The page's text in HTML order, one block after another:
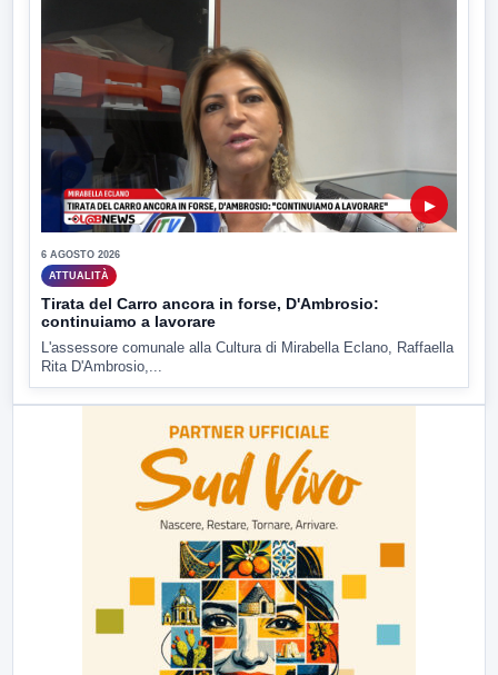
▶
6 AGOSTO 2026
ATTUALITÀ
Tirata del Carro ancora in forse, D'Ambrosio:
continuiamo a lavorare
L'assessore comunale alla Cultura di Mirabella Eclano, Raffaella
Rita D'Ambrosio,...